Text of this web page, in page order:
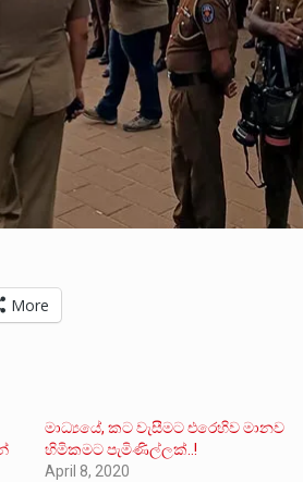
More
මාධ්‍යයේ, කට වැසීමට එරෙහිව මානව
හිමිකමට පැමිණිල්ලක්..!
April 8, 2020